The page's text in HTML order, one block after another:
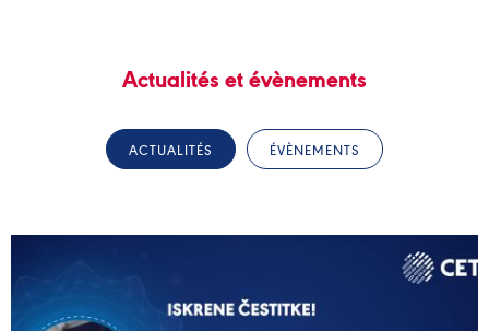
Actualités et évènements
ACTUALITÉS ÉVÈNEMENTS